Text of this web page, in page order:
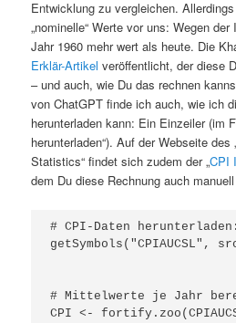
Entwicklung zu vergleichen.
„nominelle“ Werte vor uns: Wegen
Jahr 1960 mehr wert als heute. Die
Erklär-Artikel veröffentlicht, der diese
– und auch, wie Du das rechnen
von ChatGPT finde ich auch, wie ich
herunterladen kann: Ein Einzeiler (im
herunterladen“). Auf der Webseite des
Statistics“ findet sich zudem der „CPI
dem Du diese Rechnung auch
# CPI-Daten herunterladen:
getSymbols("CPIAUCSL",
# Mittelwerte je Jahr
CPI <-